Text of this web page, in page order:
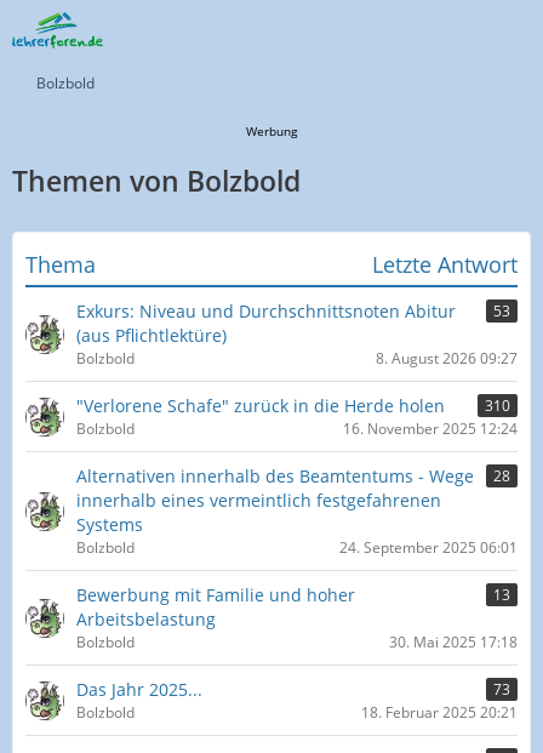
Bolzbold
Werbung
Themen von Bolzbold
Thema Letzte Antwort
Exkurs: Niveau und Durchschnittsnoten Abitur
(aus Pflichtlektüre)
53
Bolzbold 8. August 2026 09:27
"Verlorene Schafe" zurück in die Herde holen
310
Bolzbold
16. November 2025 12:24
Alternativen innerhalb des Beamtentums - Wege
innerhalb eines vermeintlich festgefahrenen
Systems
28
Bolzbold 24. September 2025 06:01
Bewerbung mit Familie und hoher
Arbeitsbelastung
13
Bolzbold 30. Mai 2025 17:18
Das Jahr 2025...
73
Bolzbold
18. Februar 2025 20:21